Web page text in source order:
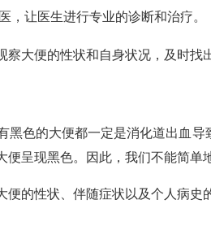
，让医生进行专业的诊断和治疗。
大便的性状和自身状况，及时找
色的大便都一定是消化道出血
呈现黑色。因此，我们不能简单
的性状、伴随症状以及个人病史